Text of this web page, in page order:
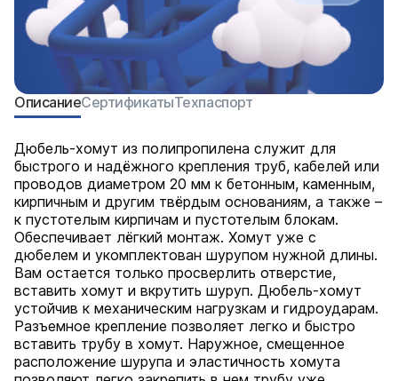
ОписаниеСертификатыТехпаспорт
Дюбель-хомут из полипропилена служит для
быстрого и надёжного крепления труб, кабелей или
проводов диаметром 20 мм к бетонным, каменным,
кирпичным и другим твёрдым основаниям, а также –
к пустотелым кирпичам и пустотелым блокам.
Обеспечивает лёгкий монтаж. Хомут уже с
дюбелем и укомплектован шурупом нужной длины.
Вам остается только просверлить отверстие,
вставить хомут и вкрутить шуруп. Дюбель-хомут
устойчив к механическим нагрузкам и гидроударам.
Разъемное крепление позволяет легко и быстро
вставить трубу в хомут. Наружное, смещенное
расположение шурупа и эластичность хомута